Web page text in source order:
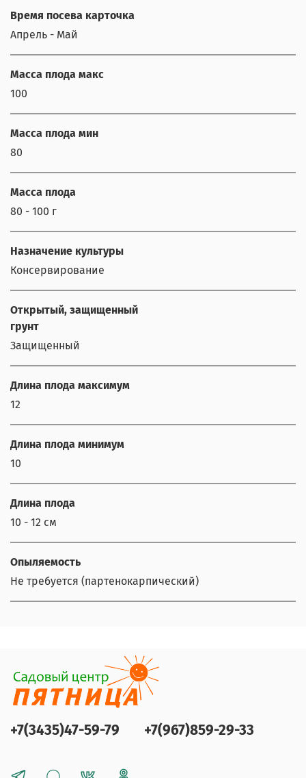
Время посева карточка
Апрель - Май
Масса плода макс
100
Масса плода мин
80
Масса плода
80 - 100 г
Назначение культуры
Консервирование
Открытый, защищенный
грунт
Защищенный
Длина плода максимум
12
Длина плода минимум
10
Длина плода
10 - 12 см
Опыляемость
Не требуется (партенокарпический)
+7(3435)47-59-79 +7(967)859-29-33